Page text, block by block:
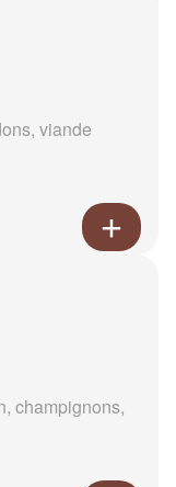
viande
champignons,